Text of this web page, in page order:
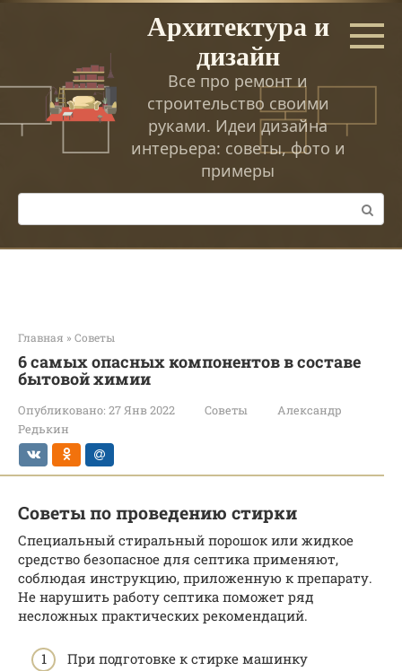
Перейти
Архитектура и
дизайн
Все про ремонт и
строительство своими
руками. Идеи дизайна
интерьера: советы, фото и
примеры
Поиск:
Главная » Советы
6 самых опасных компонентов в составе
бытовой химии
Опубликовано: 27 Янв 2022 Советы
Александр
Редькин
Советы по проведению стирки
Специальный стиральный порошок или жидкое
средство безопасное для септика применяют,
соблюдая инструкцию, приложенную к препарату.
Не нарушить работу септика поможет ряд
несложных практических рекомендаций.
При подготовке к стирке машинку